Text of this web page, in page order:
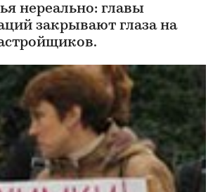
нереально: главы
закрывают глаза на